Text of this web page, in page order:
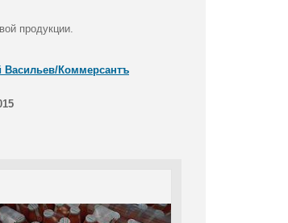
продукции.
Васильев/Коммерсантъ